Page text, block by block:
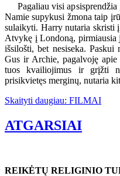
Pagaliau visi apsisprendžia
Namie supykusi žmona taip
sulaikyti. Harry nutaria skristi
Atvykę į Londoną, pirmiausia
išsilošti, bet nesiseka. Paskui
Gus ir Archie, pagalvoję
tuos kvailiojimus ir grįžti
prisikvietęs merginų, nutaria
Skaityti daugiau: FILMAI
ATGARSIAI
REIKĖTŲ RELIGINIO